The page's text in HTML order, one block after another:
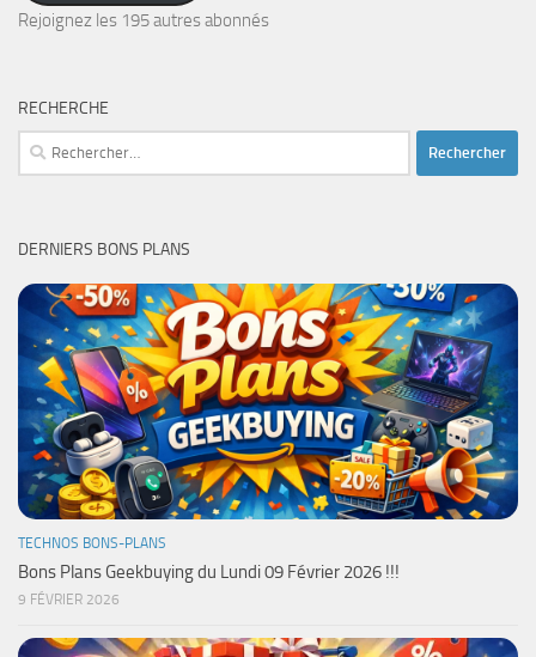
mail
Rejoignez les 195 autres abonnés
RECHERCHE
Rechercher :
DERNIERS BONS PLANS
TECHNOS BONS-PLANS
Bons Plans Geekbuying du Lundi 09 Février 2026 !!!
9 FÉVRIER 2026